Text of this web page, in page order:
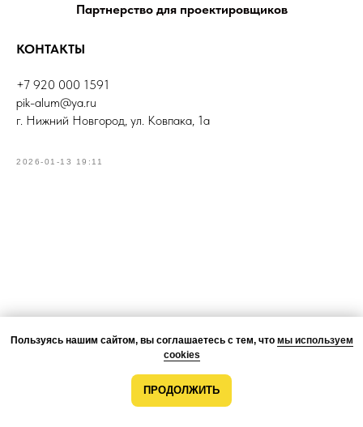
Партнерство для проектировщиков
КОНТАКТЫ
+7 920 000 1591
pik-alum@ya.ru
г. Нижний Новгород, ул. Ковпака, 1а
2026-01-13 19:11
Пользуясь нашим сайтом, вы соглашаетесь с тем, что мы используем
cookies
ПРОДОЛЖИТЬ